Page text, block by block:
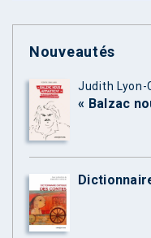
Nouveautés
Judith Lyon-
« Balzac